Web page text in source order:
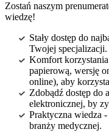
Zostań naszym
wiedzę!
Stały dostęp do
Twojej specjalizacji.
Komfort
papierową, wersję
online), aby
Zdobądź dostęp do
elektronicznej, by
Praktyczna wiedza
branży medycznej.